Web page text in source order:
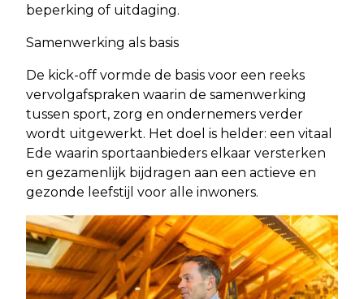
beperking of uitdaging.
Samenwerking als basis
De kick-off vormde de basis voor een reeks
vervolgafspraken waarin de samenwerking
tussen sport, zorg en ondernemers verder
wordt uitgewerkt. Het doel is helder: een vitaal
Ede waarin sportaanbieders elkaar versterken
en gezamenlijk bijdragen aan een actieve en
gezonde leefstijl voor alle inwoners.